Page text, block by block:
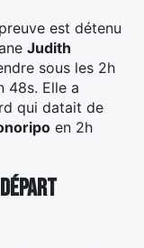
est détenu
Judith
sous les 2h
48s. Elle a
qui datait de
en 2h